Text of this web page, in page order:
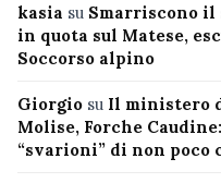
kasia su Smarriscono il
in quota sul Matese,
Soccorso alpino
Giorgio su Il ministero
Molise, Forche
“svarioni” di non poco